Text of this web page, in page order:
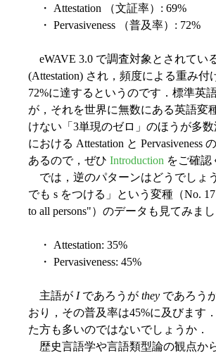
・ Attestation （文証率）: 69%
・ Pervasiveness （普及率）: 72%
eWAVE 3.0 で調査対象とされてい
(Attestation) され，頻度による重み付
72%に達するというのです．標準英
が，それを世界に無数にある英語変
けない「3単現のゼロ」のほうが多
における Attestation と
あるので，ぜひ Introduction をご確認
では，逆のパターンはどうでしょ
でも s をつける」という変種（No. 171
to all persons"）のデータも見てみまし
・ Attestation: 35%
・ Pervasiveness: 45%
主語が Iであろうが they であろう
おり，その普及率は45%に及びます
た方も多いのではないでしょうか．
歴史言語学や言語類型論の観点か